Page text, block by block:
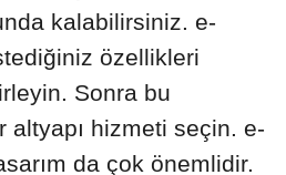
kalabilirsiniz. e-
özellikleri
Sonra bu
altyapı hizmeti seçin. e-
da çok önemlidir.